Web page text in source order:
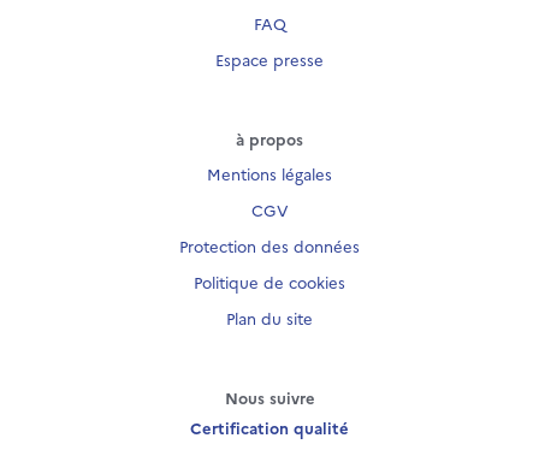
FAQ
Espace presse
à propos
Mentions légales
CGV
Protection des données
Politique de cookies
Plan du site
Nous suivre
Certification qualité